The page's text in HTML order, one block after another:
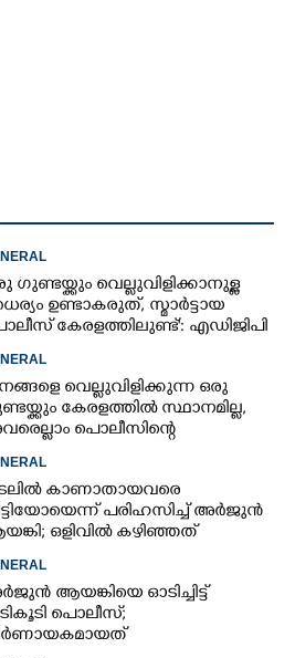
ഗുണ്ടയ്ക്കും വെല്ലുവിളിക്കാനുള്ള
ഉണ്ടാകരുത്, സ്മാർട്ടായ
കേരളത്തിലുണ്ട്': എഡിജിപി
വെല്ലുവിളിക്കുന്ന ഒരു
കേരളത്തിൽ സ്ഥാനമില്ല,​
പൊലീസിന്റെ
കാണാതായവരെ
പരിഹസിച്ച് അർജുൻ
ഒളിവിൽ കഴിഞ്ഞത്
ആയങ്കിയെ ഓടിച്ചിട്ട്
പൊലീസ്;